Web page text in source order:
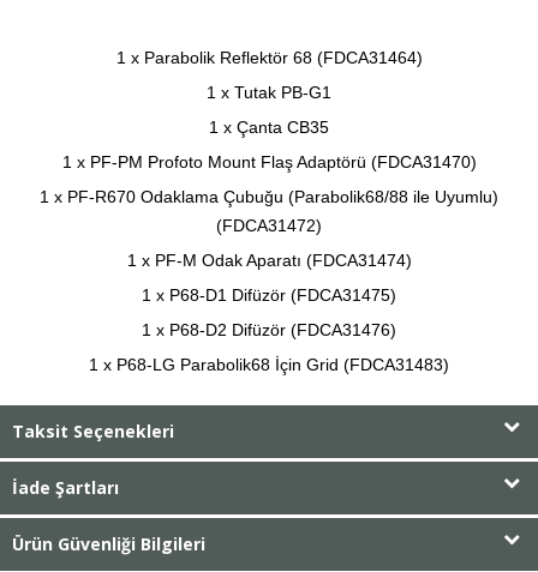
1 x Parabolik Reflektör 68 (FDCA31464)
1 x Tutak PB-G1
1 x Çanta CB35
1 x PF-PM Profoto Mount Flaş Adaptörü (FDCA31470)
1 x PF-R670 Odaklama Çubuğu (Parabolik68/88 ile Uyumlu)
(FDCA31472)
1 x PF-M Odak Aparatı (FDCA31474)
1 x P68-D1 Difüzör (FDCA31475)
1 x P68-D2 Difüzör (FDCA31476)
1 x P68-LG Parabolik68 İçin Grid (FDCA31483)
Taksit Seçenekleri
İade Şartları
Ürün Güvenliği Bilgileri